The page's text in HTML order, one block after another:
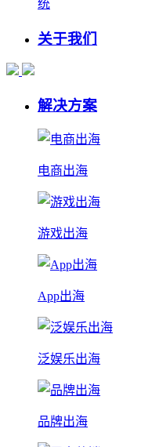
统
关于我们
解决方案
电商出海
游戏出海
App出海
泛娱乐出海
品牌出海